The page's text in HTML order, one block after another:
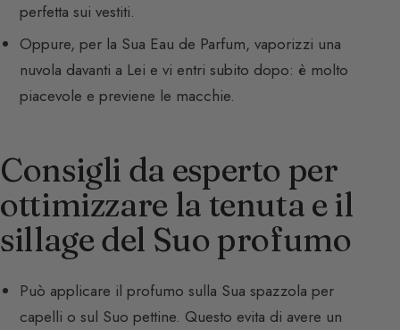
perfetta sui vestiti.
Oppure, per la Sua Eau de Parfum, vaporizzi una
nuvola davanti a Lei e vi entri subito dopo: è molto
piacevole e previene le macchie.
Consigli da esperto per
ottimizzare la tenuta e il
sillage del Suo profumo
Può applicare il profumo sulla Sua spazzola per
capelli o sul Suo pettine. Questo evita di avere un